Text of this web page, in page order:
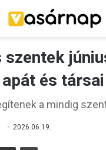
szentek
és társai
a mindig
2026.06.19.